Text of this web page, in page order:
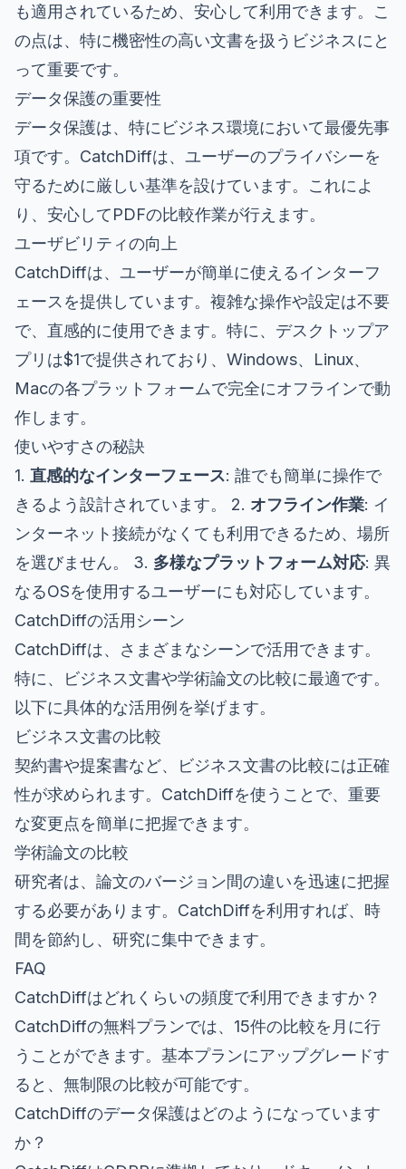
も適用されているため、安心して利用できます。こ
の点は、特に機密性の高い文書を扱うビジネスにと
って重要です。
データ保護の重要性
データ保護は、特にビジネス環境において最優先事
項です。CatchDiffは、ユーザーのプライバシーを
守るために厳しい基準を設けています。これによ
り、安心してPDFの比較作業が行えます。
ユーザビリティの向上
CatchDiffは、ユーザーが簡単に使えるインターフ
ェースを提供しています。複雑な操作や設定は不要
で、直感的に使用できます。特に、デスクトップア
プリは$1で提供されており、Windows、Linux、
Macの各プラットフォームで完全にオフラインで動
作します。
使いやすさの秘訣
1. 直感的なインターフェース: 誰でも簡単に操作で
きるよう設計されています。 2. オフライン作業: イ
ンターネット接続がなくても利用できるため、場所
を選びません。 3. 多様なプラットフォーム対応: 異
なるOSを使用するユーザーにも対応しています。
CatchDiffの活用シーン
CatchDiffは、さまざまなシーンで活用できます。
特に、ビジネス文書や学術論文の比較に最適です。
以下に具体的な活用例を挙げます。
ビジネス文書の比較
契約書や提案書など、ビジネス文書の比較には正確
性が求められます。CatchDiffを使うことで、重要
な変更点を簡単に把握できます。
学術論文の比較
研究者は、論文のバージョン間の違いを迅速に把握
する必要があります。CatchDiffを利用すれば、時
間を節約し、研究に集中できます。
FAQ
CatchDiffはどれくらいの頻度で利用できますか？
CatchDiffの無料プランでは、15件の比較を月に行
うことができます。基本プランにアップグレードす
ると、無制限の比較が可能です。
CatchDiffのデータ保護はどのようになっています
か？